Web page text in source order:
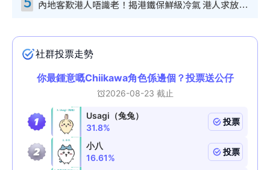
內地客歎港人唔識老！揭港鐵保鮮級冷氣 港人求放過：咪投訴